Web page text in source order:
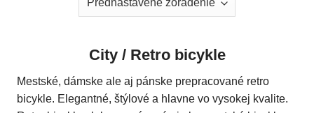
City / Retro bicykle
Mestské, dámske ale aj pánske prepracované retro
bicykle. Elegantné, štýlové a hlavne vo vysokej kvalite.